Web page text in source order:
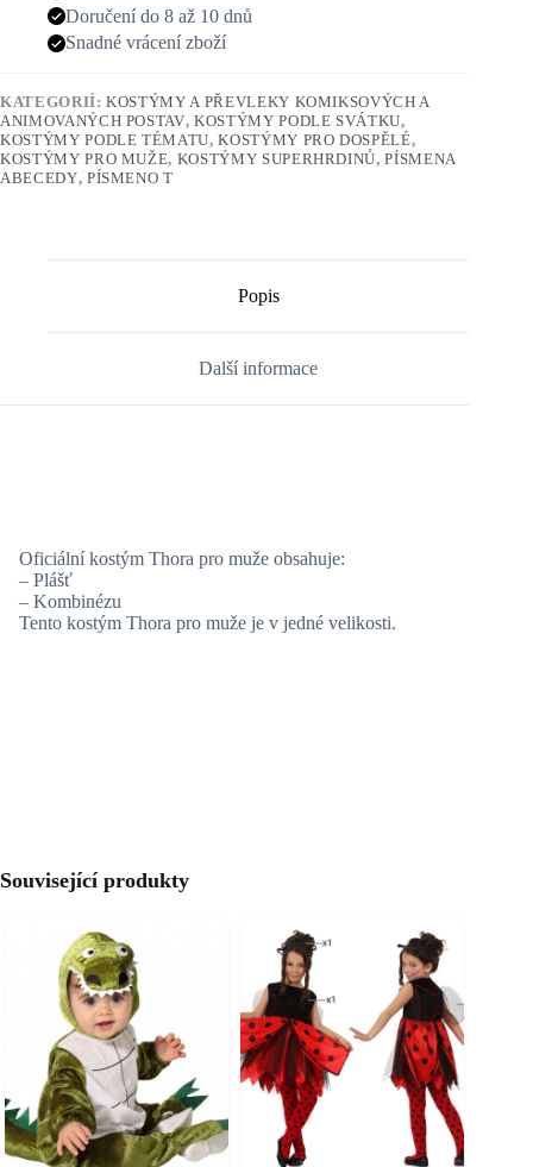
Doručení do 8 až 10 dnů
Snadné vrácení zboží
KATEGORIÍ:KOSTÝMY A PŘEVLEKY KOMIKSOVÝCH A
ANIMOVANÝCH POSTAV,KOSTÝMY PODLE SVÁTKU,
KOSTÝMY PODLE TÉMATU,KOSTÝMY PRO DOSPĚLÉ,
KOSTÝMY PRO MUŽE, KOSTÝMY SUPERHRDINŮ,PÍSMENA
ABECEDY, PÍSMENO T
Popis
Další informace
Oficiální kostým Thora pro muže obsahuje:
– Plášť
– Kombinézu
Tento kostým Thora pro muže je v jedné velikosti.
Související produkty